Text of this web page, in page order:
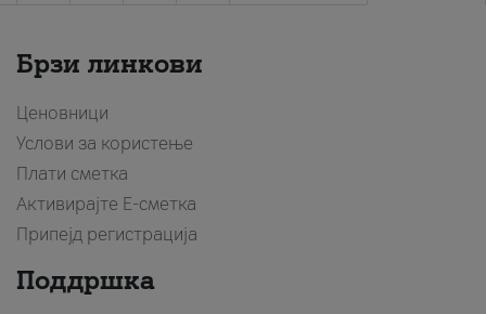
Брзи линкови
Ценовници
Услови за користење
Плати сметка
Активирајте Е-сметка
Припејд регистрација
Поддршка